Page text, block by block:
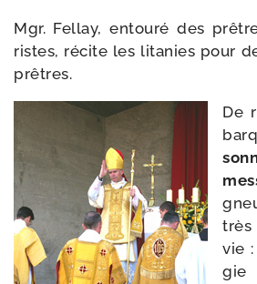
Mgr. Fellay, entou­ré des
ristes, récite les lita­nies pour
prêtres.
De
vie
gie